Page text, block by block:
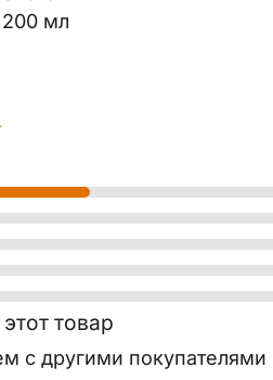
200 мл
товар
с другими покупателями